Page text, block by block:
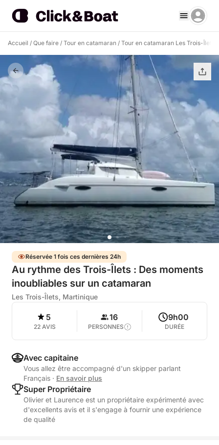
Accueil / Que faire / Tour en catamaran / Tour en catamaran Les Trois-Îlets
Réservée 1 fois ces dernières 24h
Au rythme des Trois-Îlets : Des moments
inoubliables sur un catamaran
Les Trois-Îlets, Martinique
5
22 AVIS
16
PERSONNES
9h00
DURÉE
Avec capitaine
Vous allez être accompagné d'un skipper parlant
Français · En savoir plus
Super Propriétaire
Olivier et Laurence est un propriétaire expérimenté avec
d'excellents avis et il s'engage à fournir une expérience
de qualité